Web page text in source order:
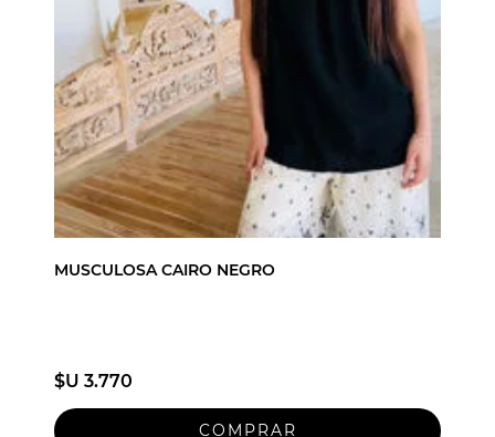
MUSCULOSA CAIRO NEGRO
$U 3.770